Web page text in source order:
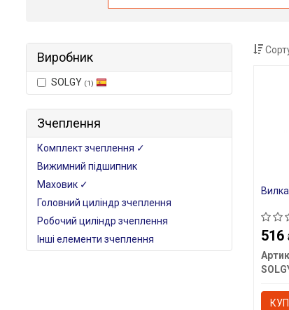
Виробник
SOLGY (1)
Зчеплення
Комплект зчеплення ✓
Вижимний підшипник
Маховик ✓
Головний циліндр зчеплення
Робочий циліндр зчеплення
Інші елементи зчеплення
516